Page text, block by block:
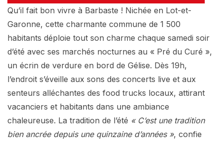
Qu’il fait bon vivre à Barbaste ! Nichée en Lot-et-
Garonne, cette charmante commune de 1 500
habitants déploie tout son charme chaque samedi soir
d’été avec ses marchés nocturnes au « Pré du Curé »,
un écrin de verdure en bord de Gélise. Dès 19h,
l’endroit s’éveille aux sons des concerts live et aux
senteurs alléchantes des food trucks locaux, attirant
vacanciers et habitants dans une ambiance
chaleureuse. La tradition de l’été « C’est une tradition
bien ancrée depuis une quinzaine d’années », confie